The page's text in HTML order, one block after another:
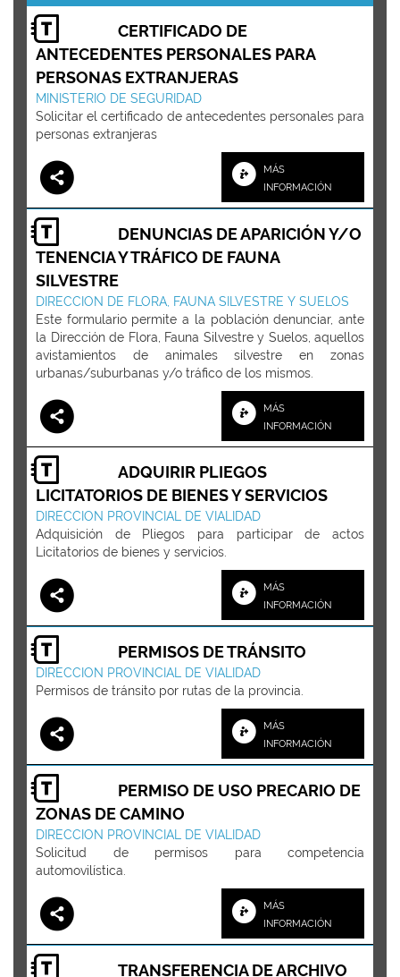
CERTIFICADO DE
ANTECEDENTES PERSONALES PARA
PERSONAS EXTRANJERAS
MINISTERIO DE SEGURIDAD
Solicitar el certificado de antecedentes personales para
personas extranjeras
MÁS
INFORMACIÓN
DENUNCIAS DE APARICIÓN Y/O
TENENCIA Y TRÁFICO DE FAUNA
SILVESTRE
DIRECCION DE FLORA, FAUNA SILVESTRE Y SUELOS
Este formulario permite a la población denunciar, ante
la Dirección de Flora, Fauna Silvestre y Suelos, aquellos
avistamientos de animales silvestre en zonas
urbanas/suburbanas y/o tráfico de los mismos.
MÁS
INFORMACIÓN
ADQUIRIR PLIEGOS
LICITATORIOS DE BIENES Y SERVICIOS
DIRECCION PROVINCIAL DE VIALIDAD
Adquisición de Pliegos para participar de actos
Licitatorios de bienes y servicios.
MÁS
INFORMACIÓN
PERMISOS DE TRÁNSITO
DIRECCION PROVINCIAL DE VIALIDAD
Permisos de tránsito por rutas de la provincia.
MÁS
INFORMACIÓN
PERMISO DE USO PRECARIO DE
ZONAS DE CAMINO
DIRECCION PROVINCIAL DE VIALIDAD
Solicitud de permisos para competencia
automovilística.
MÁS
INFORMACIÓN
TRANSFERENCIA DE ARCHIVO